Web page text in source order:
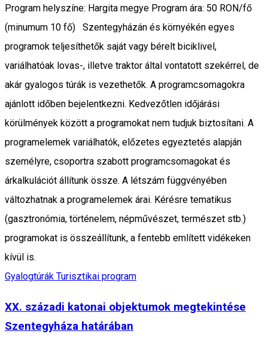
Program helyszíne: Hargita megye Program ára: 50 RON/fő
(minumum 10 fő) Szentegyházán és környékén egyes
programok teljesíthetők saját vagy bérelt biciklivel,
variálhatóak lovas-, illetve traktor által vontatott szekérrel, de
akár gyalogos túrák is vezethetők. A programcsomagokra
ajánlott időben bejelentkezni. Kedvezőtlen időjárási
körülmények között a programokat nem tudjuk biztosítani. A
programelemek variálhatók, előzetes egyeztetés alapján
személyre, csoportra szabott programcsomagokat és
árkalkulációt állítunk össze. A létszám függvényében
változhatnak a programelemek árai. Kérésre tematikus
(gasztronómia, történelem, népművészet, természet stb.)
programokat is összeállítunk, a fentebb említett vidékeken
kívül is.
Gyalogtúrák Turisztikai program
XX. századi katonai objektumok megtekintése
Szentegyháza határában